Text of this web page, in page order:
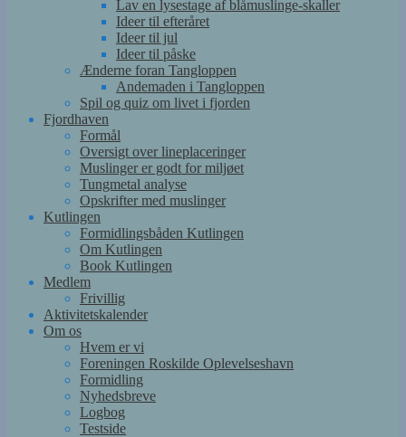
Lav en lysestage af blåmuslinge-skaller
Ideer til efteråret
Ideer til jul
Ideer til påske
Ænderne foran Tangloppen
Andemaden i Tangloppen
Spil og quiz om livet i fjorden
Fjordhaven
Formål
Oversigt over lineplaceringer
Muslinger er godt for miljøet
Tungmetal analyse
Opskrifter med muslinger
Kutlingen
Formidlingsbåden Kutlingen
Om Kutlingen
Book Kutlingen
Medlem
Frivillig
Aktivitetskalender
Om os
Hvem er vi
Foreningen Roskilde Oplevelseshavn
Formidling
Nyhedsbreve
Logbog
Testside